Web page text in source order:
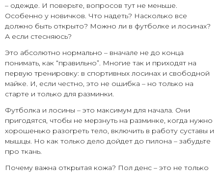
– одежде. И поверьте, вопросов тут не меньше.
Особенно у новичков. Что надеть? Насколько все
должно быть открыто? Можно ли в футболке и лосинах?
А если стесняюсь?
Это абсолютно нормально – вначале не до конца
понимать, как “правильно”. Многие так и приходят на
первую тренировку: в спортивных лосинах и свободной
майке. И, если честно, это не ошибка – но только на
старте и только для разминки.
Футболка и лосины – это максимум для начала. Они
пригодятся, чтобы не мерзнуть на разминке, когда нужно
хорошенько разогреть тело, включить в работу суставы и
мышцы. Но как только дело дойдет до пилона – забудьте
про ткань.
Почему важна открытая кожа? Пол денс – это не только